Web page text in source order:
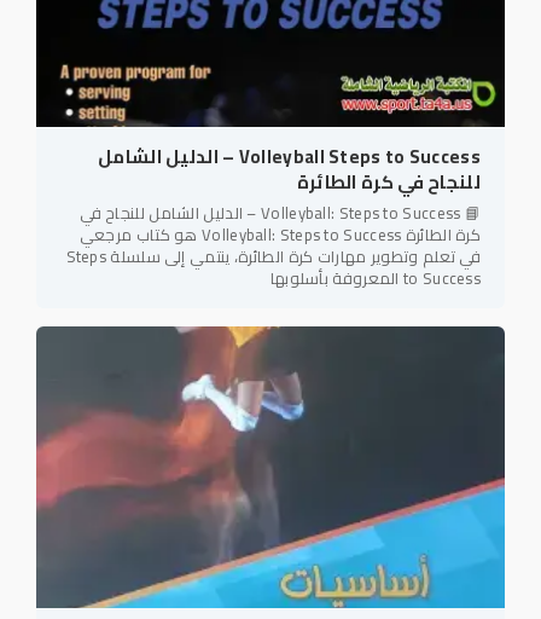
Volleyball Steps to Success – الدليل الشامل
للنجاح في كرة الطائرة
📘 Volleyball: Steps to Success – الدليل الشامل للنجاح في
كرة الطائرة Volleyball: Steps to Success هو كتاب مرجعي
في تعلم وتطوير مهارات كرة الطائرة، ينتمي إلى سلسلة Steps
to Success المعروفة بأسلوبها